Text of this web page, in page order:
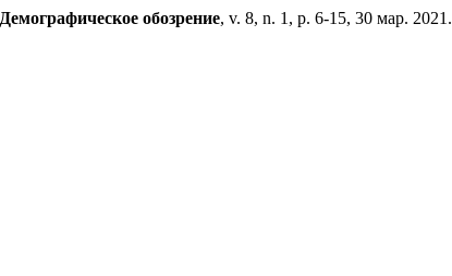
Демографическое обозрение, v. 8, n. 1, p. 6-15, 30 мар. 2021.